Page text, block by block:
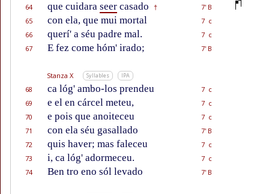
64
que cuidara seer casado †
7' B
65
con ela, que mui mortal
7 c
66
querí' a séu padre mal.
7 c
67
E fez come hóm' irado; 7' B
Stanza X Syllables IPA
68 ca lóg' ambo-los prendeu
7 c
69
e el en cárcel meteu,
7 c
70
e pois que anoiteceu
7 c
71
con ela séu gasallado
7' B
72
quis haver; mas faleceu
7 c
73
i, ca lóg' adormeceu.
7 c
74
Ben tro eno sól levado 7' B